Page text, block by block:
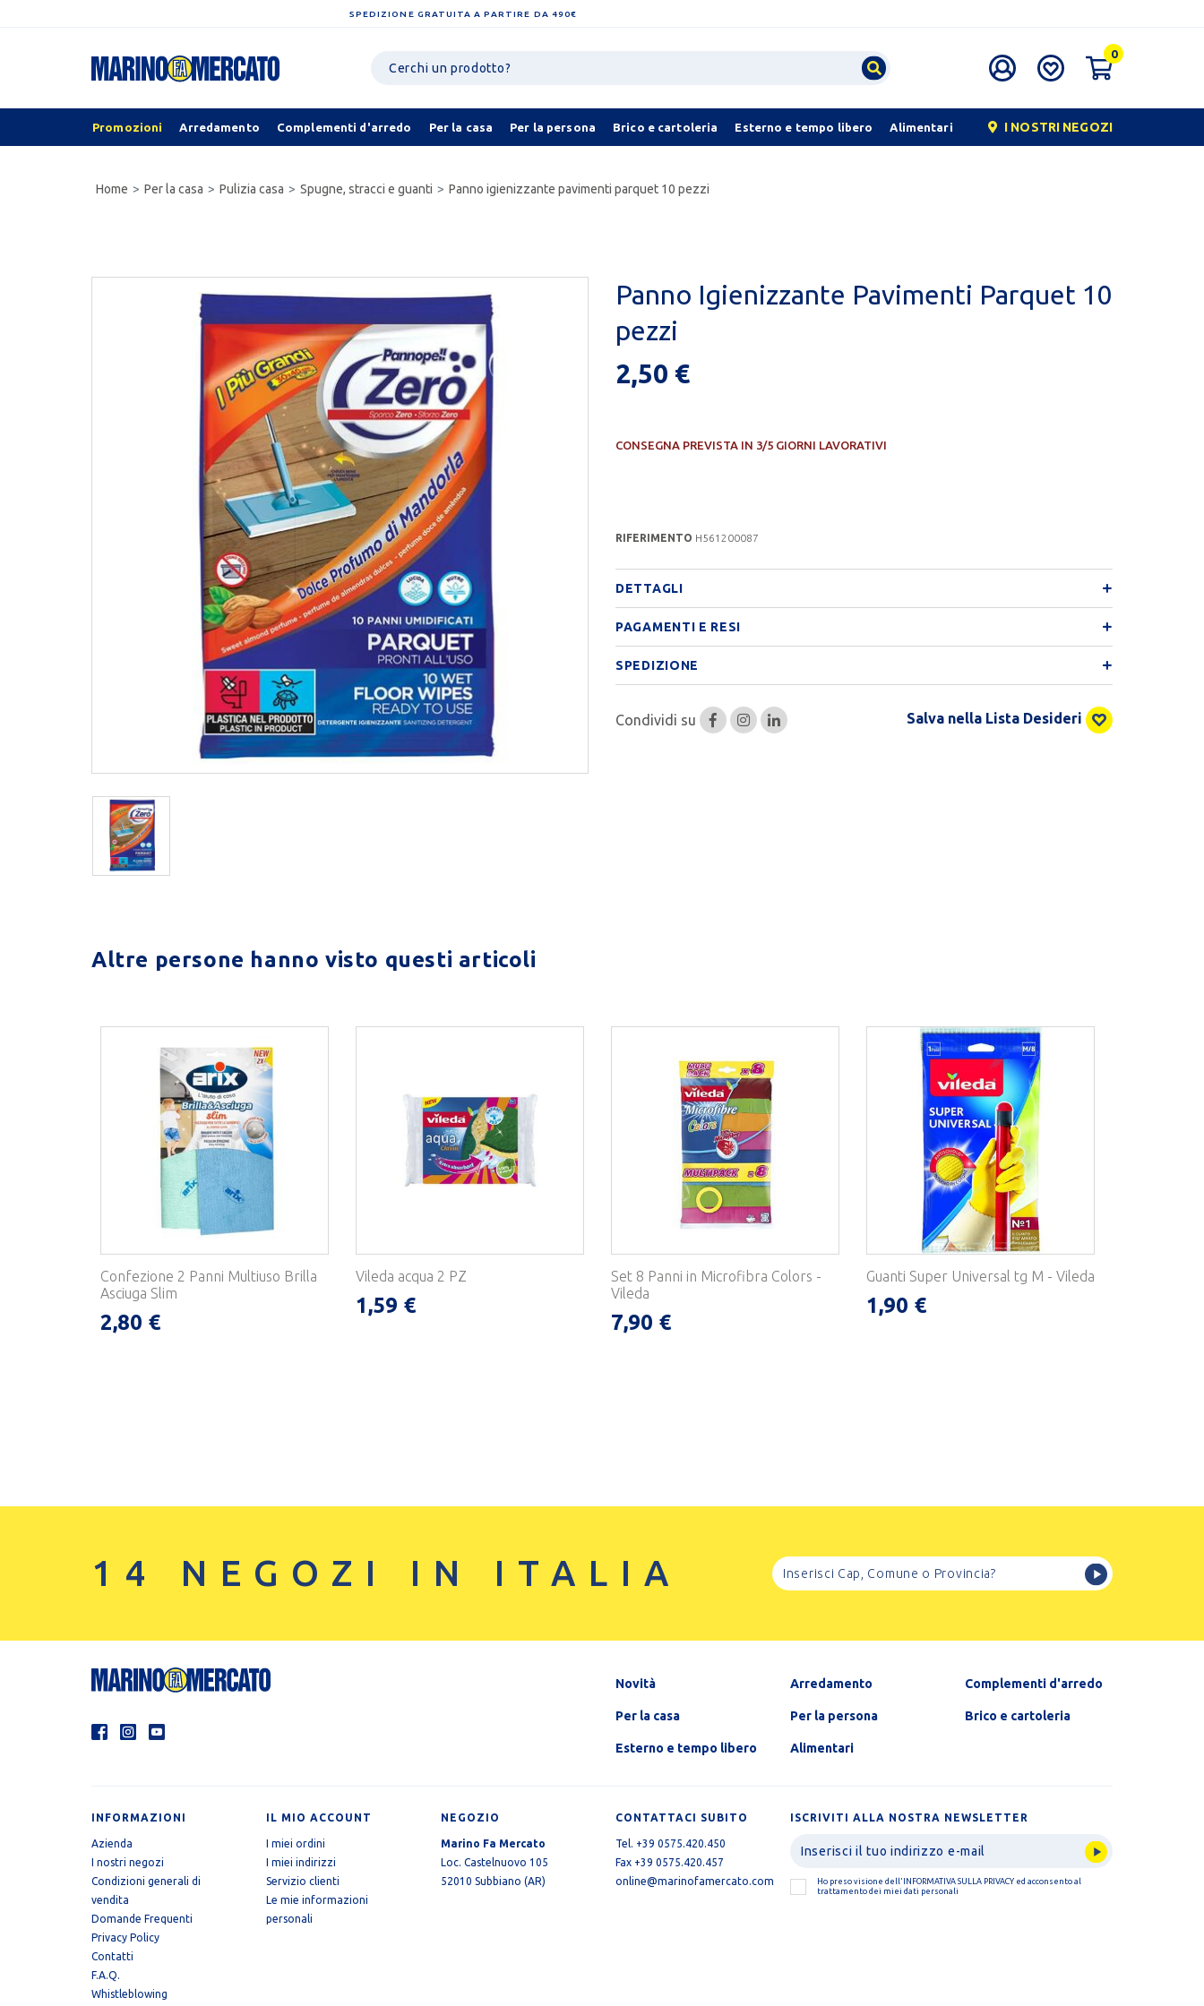
SPEDIZIONE GRATUITA A PARTIRE DA 490€
0
Promozioni Arredamento Complementi d'arredo Per la casa Per la persona Brico e cartoleria Esterno e tempo libero Alimentari I NOSTRI NEGOZI
Home Per la casa Pulizia casa Spugne, stracci e guanti Panno igienizzante pavimenti parquet 10 pezzi
Panno Igienizzante Pavimenti Parquet 10
pezzi
2,50 €
CONSEGNA PREVISTA IN 3/5 GIORNI LAVORATIVI
RIFERIMENTO H561200087
DETTAGLI
PAGAMENTI E RESI
SPEDIZIONE
Condividi su Salva nella Lista Desideri
Altre persone hanno visto questi articoli
Confezione 2 Panni Multiuso Brilla
Asciuga Slim
2,80 €
Vileda acqua 2 PZ
1,59 €
Set 8 Panni in Microfibra Colors -
Vileda
7,90 €
Guanti Super Universal tg M - Vileda
1,90 €
14 NEGOZI IN ITALIA
Novità Arredamento Complementi d'arredo
Per la casa Per la persona Brico e cartoleria
Esterno e tempo libero Alimentari
INFORMAZIONI
Azienda
I nostri negozi
Condizioni generali di
vendita
Domande Frequenti
Privacy Policy
Contatti
F.A.Q.
Whistleblowing
IL MIO ACCOUNT
I miei ordini
I miei indirizzi
Servizio clienti
Le mie informazioni
personali
NEGOZIO
Marino Fa Mercato
Loc. Castelnuovo 105
52010 Subbiano (AR)
CONTATTACI SUBITO
Tel. +39 0575.420.450
Fax +39 0575.420.457
online@marinofamercato.com
ISCRIVITI ALLA NOSTRA NEWSLETTER
Ho preso visione dell' INFORMATIVA SULLA PRIVACY ed acconsento al
trattamento dei miei dati personali